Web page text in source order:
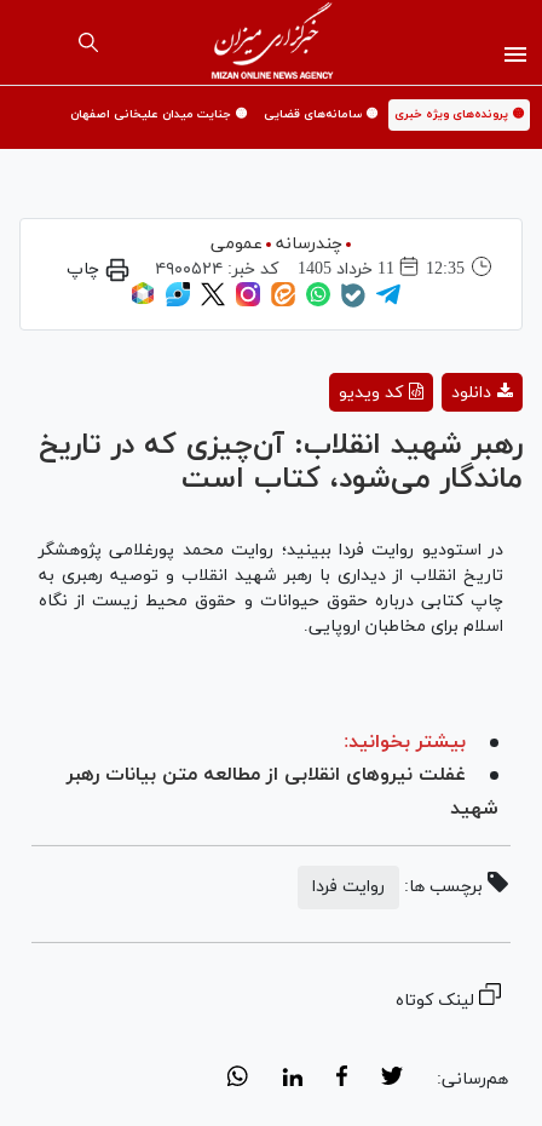
🟡 پرونده‌های ویژه خبری 🟡 سامانه‌های قضایی 🟡 جنایت میدان علیخانی اصفهان
چندرسانه
عمومی
12:35
11 خرداد 1405 کد خبر:۴۹۰۰۵۲۴ چاپ
Video
کد ویدیو دانلود
رهبر شهید انقلاب: آن‌چیزی که در تاریخ
ماندگار می‌شود، کتاب است
در استودیو روایت فردا ببینید؛ روایت محمد پورغلامی پژوهشگر
تاریخ انقلاب از دیداری با رهبر شهید انقلاب و توصیه رهبری به
چاپ کتابی درباره حقوق حیوانات و حقوق محیط زیست از نگاه
اسلام برای مخاطبان اروپایی.
بیشتر بخوانید:
غفلت نیروهای انقلابی از مطالعه متن بیانات رهبر
شهید
برچسب ها: روایت فردا
لینک کوتاه
هم‌رسانی: